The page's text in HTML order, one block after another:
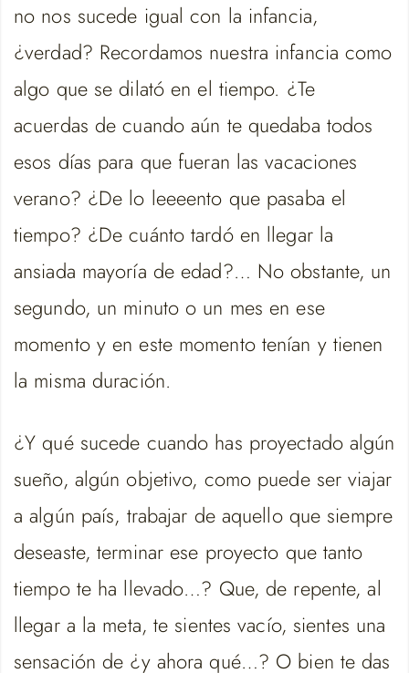
no nos sucede igual con la infancia,
¿verdad? Recordamos nuestra infancia como
algo que se dilató en el tiempo. ¿Te
acuerdas de cuando aún te quedaba todos
esos días para que fueran las vacaciones
verano? ¿De lo leeeento que pasaba el
tiempo? ¿De cuánto tardó en llegar la
ansiada mayoría de edad?… No obstante, un
segundo, un minuto o un mes en ese
momento y en este momento tenían y tienen
la misma duración.
¿Y qué sucede cuando has proyectado algún
sueño, algún objetivo, como puede ser viajar
a algún país, trabajar de aquello que siempre
deseaste, terminar ese proyecto que tanto
tiempo te ha llevado…? Que, de repente, al
llegar a la meta, te sientes vacío, sientes una
sensación de ¿y ahora qué…? O bien te das